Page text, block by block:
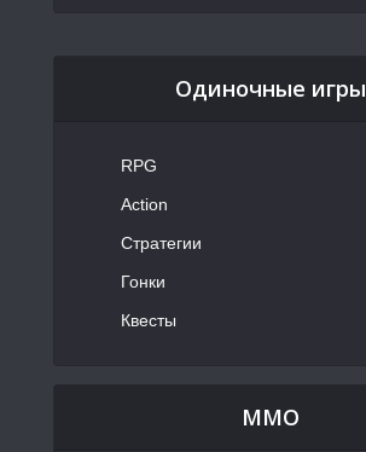
Одиночные игры
RPG
Action
Стратегии
Гонки
Квесты
MMO